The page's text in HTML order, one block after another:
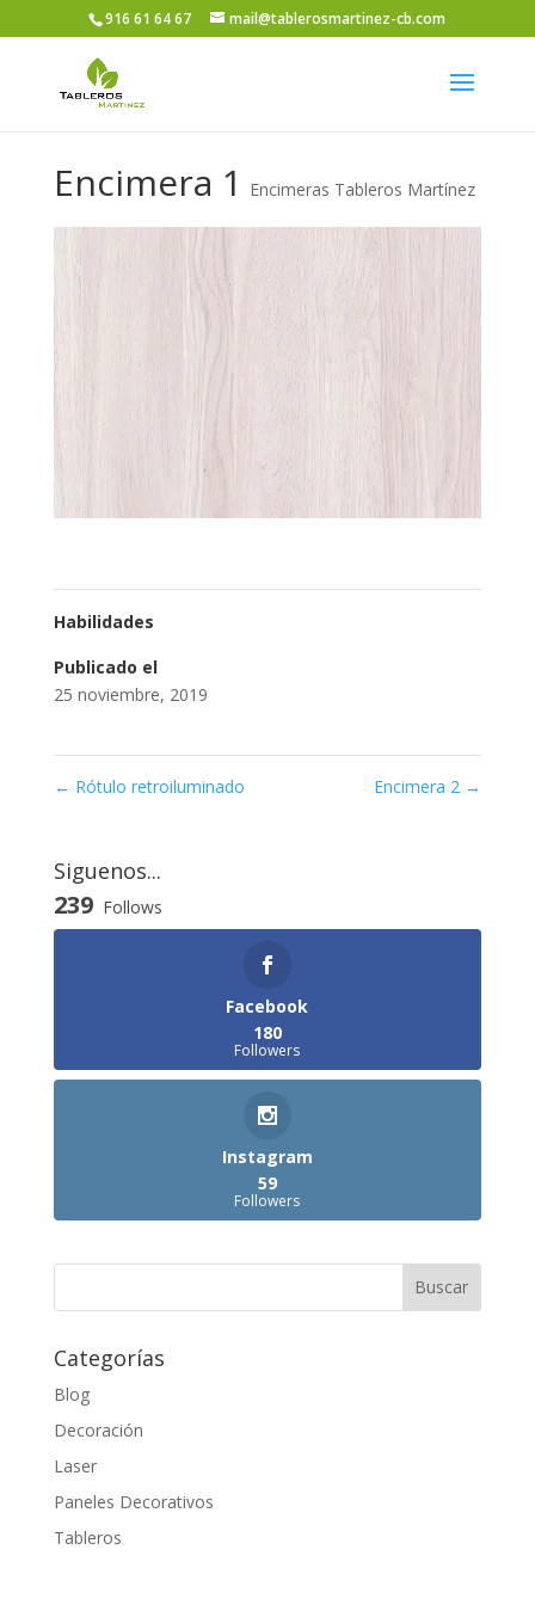
916 61 64 67 mail@tablerosmartinez-cb.com
Encimera 1 Encimeras Tableros Martínez
Habilidades
Publicado el
25 noviembre, 2019
← Rótulo retroiluminado Encimera 2 →
Siguenos...
239 Follows
Facebook
180
Followers
Instagram
59
Followers
Categorías
Blog
Decoración
Laser
Paneles Decorativos
Tableros